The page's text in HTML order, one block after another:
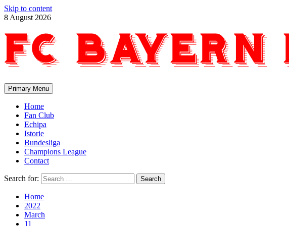
Skip to content
8 August 2026
Primary Menu
Home
Fan Club
Echipa
Istorie
Bundesliga
Champions League
Contact
Search for:
Home
2022
March
11